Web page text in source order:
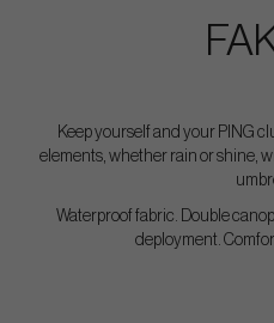
Keep yourself and your PING
elements, whether rain or shine,
Waterproof fabric. Double
deployment.